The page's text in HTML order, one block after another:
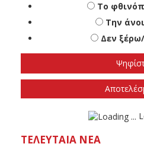
Πότε πιστεύετε ότι θα
εκλογές
Το
Την
Δεν